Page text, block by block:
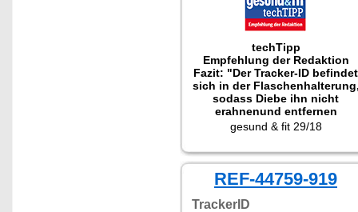
techTipp
Empfehlung der Redaktion
Fazit: "Der Tracker-ID befindet
sich in der
sodass Diebe ihn nicht
erahnenund entfernen
können. Daher unser
absolutes Must-have für alle,
die sicher vor Dieben sein
wollen."
gesund & fit 29/18
REF-44759-919
TrackerID